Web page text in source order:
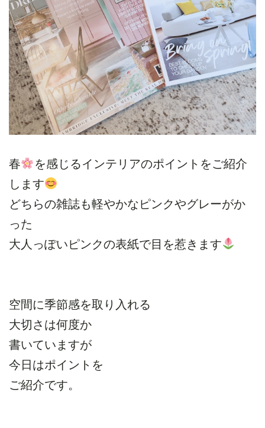
春
を感じるインテリアのポイントをご紹介
します
どちらの雑誌も軽やかなピンクやグレーがか
った
大人っぽいピンクの表紙で目を惹きます
空間に季節感を取り入れる
大切さは何度か
書いていますが
今日はポイントを
ご紹介です。